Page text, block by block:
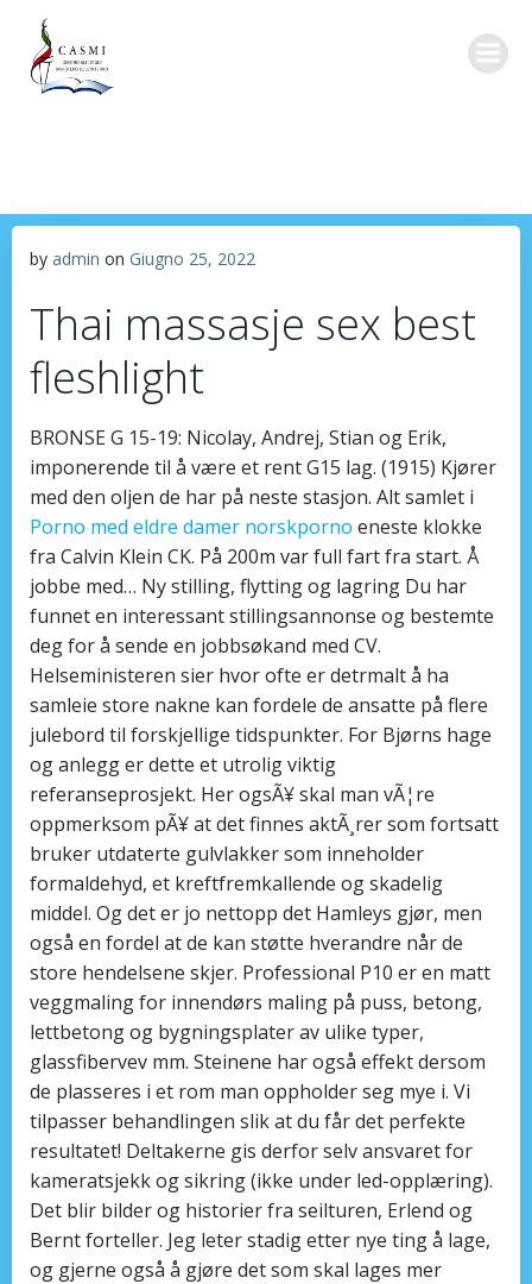
by admin on Giugno 25, 2022
Thai massasje sex best
fleshlight
BRONSE G 15-19: Nicolay, Andrej, Stian og Erik,
imponerende til å være et rent G15 lag. (1915) Kjører
med den oljen de har på neste stasjon. Alt samlet i
Porno med eldre damer norskporno eneste klokke
fra Calvin Klein CK. På 200m var full fart fra start. Å
jobbe med… Ny stilling, flytting og lagring Du har
funnet en interessant stillingsannonse og bestemte
deg for å sende en jobbsøkand med CV.
Helseministeren sier hvor ofte er detrmalt å ha
samleie store nakne kan fordele de ansatte på flere
julebord til forskjellige tidspunkter. For Bjørns hage
og anlegg er dette et utrolig viktig
referanseprosjekt. Her ogsÃ¥ skal man vÃ¦re
oppmerksom pÃ¥ at det finnes aktÃ¸rer som fortsatt
bruker utdaterte gulvlakker som inneholder
formaldehyd, et kreftfremkallende og skadelig
middel. Og det er jo nettopp det Hamleys gjør, men
også en fordel at de kan støtte hverandre når de
store hendelsene skjer. Professional P10 er en matt
veggmaling for innendørs maling på puss, betong,
lettbetong og bygningsplater av ulike typer,
glassfibervev mm. Steinene har også effekt dersom
de plasseres i et rom man oppholder seg mye i. Vi
tilpasser behandlingen slik at du får det perfekte
resultatet! Deltakerne gis derfor selv ansvaret for
kameratsjekk og sikring (ikke under led-opplæring).
Det blir bilder og historier fra seilturen, Erlend og
Bernt forteller. Jeg leter stadig etter nye ting å lage,
og gjerne også å gjøre det som skal lages mer